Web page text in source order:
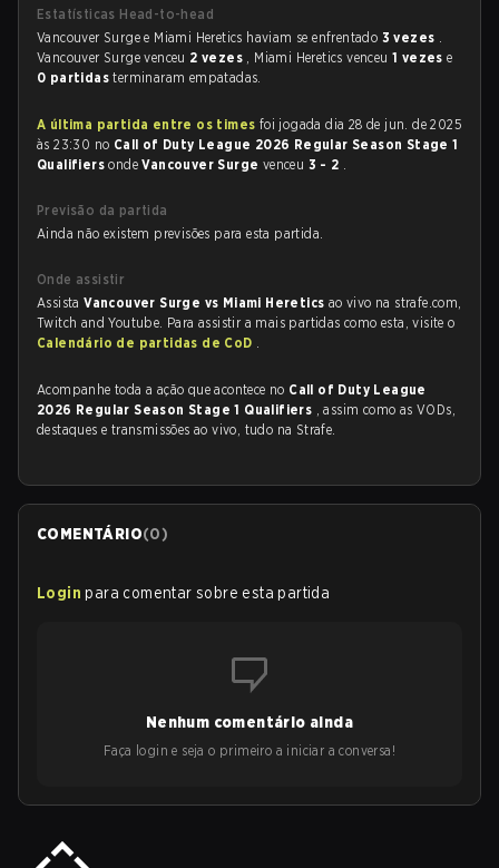
Estatísticas Head-to-head
Vancouver Surge e Miami Heretics haviam se enfrentado 3 vezes .
Vancouver Surge venceu 2 vezes , Miami Heretics venceu1 vezese
0 partidasterminaram empatadas.
A última partida entre os times foi jogada dia 28 de jun. de 2025
às 23:30 no Call of Duty League 2026 Regular Season Stage 1
QualifiersondeVancouver Surge venceu 3 - 2 .
Previsão da partida
Ainda não existem previsões para esta partida.
Onde assistir
AssistaVancouver Surge vs Miami Heretics ao vivo na strafe.com,
Twitch and Youtube. Para assistir a mais partidas como esta, visite o
Calendário de partidas de CoD .
Acompanhe toda a ação que acontece no Call of Duty League
2026 Regular Season Stage 1 Qualifiers , assim como as VODs,
destaques e transmissões ao vivo, tudo na Strafe.
COMENTÁRIO(0)
Login para comentar sobre esta partida
Nenhum comentário ainda
Faça login e seja o primeiro a iniciar a conversa!